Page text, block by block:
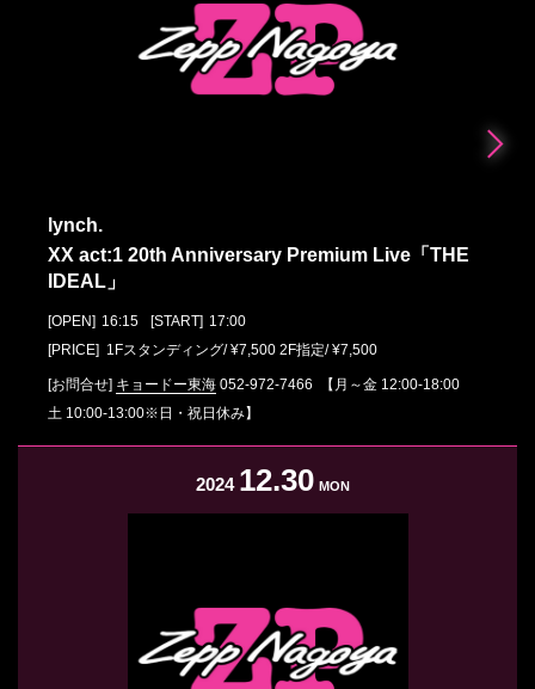
lynch.
XX act:1 20th Anniversary Premium Live「THE
IDEAL」
[OPEN] 16:15 [START] 17:00
[PRICE] 1Fスタンディング/ ¥7,500 2F指定/ ¥7,500
[お問合せ] キョードー東海 052-972-7466
【月～金 12:00-18:00
土 10:00-13:00※日・祝日休み】
2024 12.30 MON